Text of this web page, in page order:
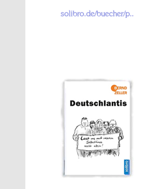
solibro.de/buecher/p..